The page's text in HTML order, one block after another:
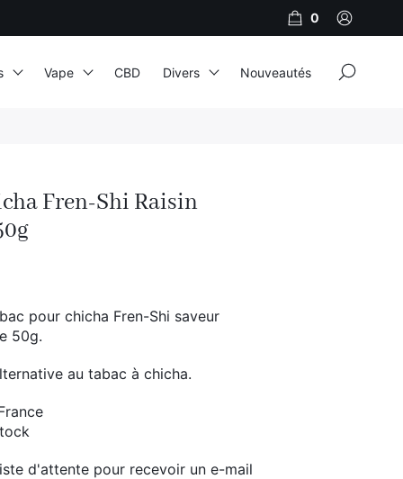
Fren-Shi Raisin
pour chicha Fren-Shi saveur
50g.
au tabac à chicha.
d'attente pour recevoir un e-mail
0
Vape
Al Fakher
50ml
CBD Divers
Sucré
Nouveautés